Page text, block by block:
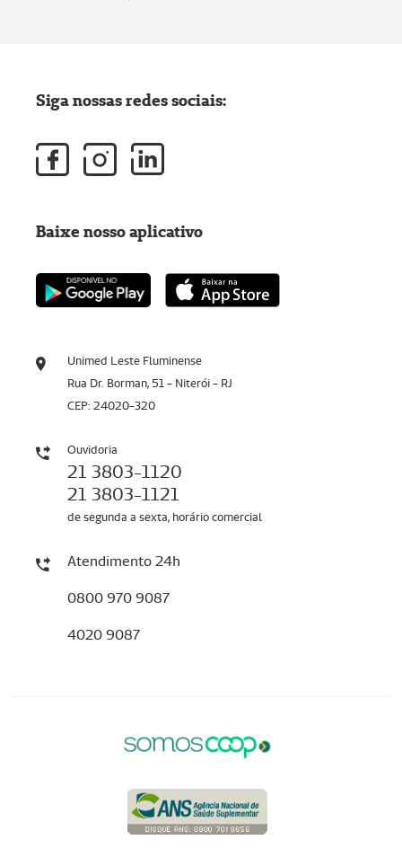
Unimed Leste Fluminense
Rua Dr. Borman, 51 - Niterói - RJ
CEP: 24020-320
Ouvidoria
21 3803-1120
21 3803-1121
de segunda a sexta, horário comercial
Atendimento 24h
0800 970 9087
4020 9087
Siga nossas redes sociais:
Baixe nosso aplicativo